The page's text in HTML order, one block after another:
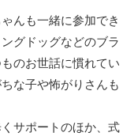
んも一緒に参加でき
グドッグなどのブラ
のお世話に慣れてい
な子や怖がりさんも
サポートのほか、式